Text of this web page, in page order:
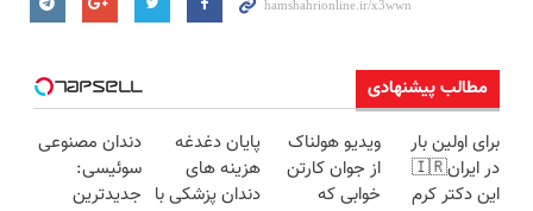
مطالب پیشنهادی
برای اولین بار
در ایران🇮🇷
این دکتر کرم
ویدیو هولناک
از جوان کارتن
خوابی که
پایان دغدغه
هزینه های
دندان پزشکی با
دندان مصنوعی
سوئیسی:
جدیدترین